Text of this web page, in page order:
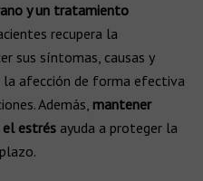
y un tratamiento
recupera la
sus síntomas, causas y
afección de forma efectiva
Además, mantener
estrés ayuda a proteger la